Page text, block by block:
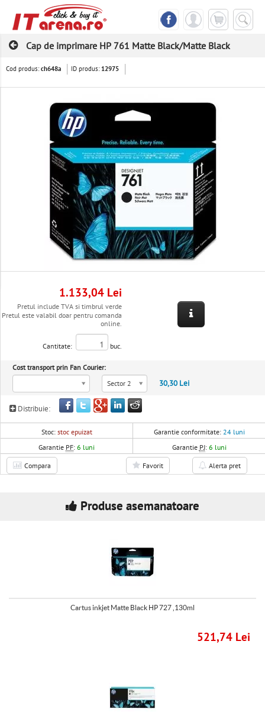
Cap de imprimare HP 761 Matte Black/Matte Black
Cod produs:ch648a ID produs: 12975
1.133,04 Lei
Pretul include TVA si timbrul verde
Pretul este valabil doar pentru comanda
online.
Cantitate: buc.
Cost transport prin Fan Courier:
Sector 2
30,30 Lei
Distribuie:
Stoc: stoc epuizat Garantie conformitate: 24 luni
Garantie PF:6 luni Garantie PJ: 6 luni
Compara Favorit Alerta pret
Produse asemanatoare
Cartus inkjet Matte Black HP 727 ,130ml
521,74 Lei